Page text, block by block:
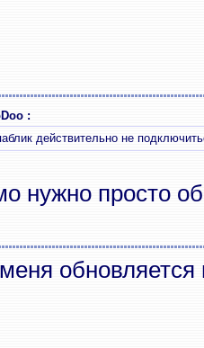
:
действительно не
нужно просто